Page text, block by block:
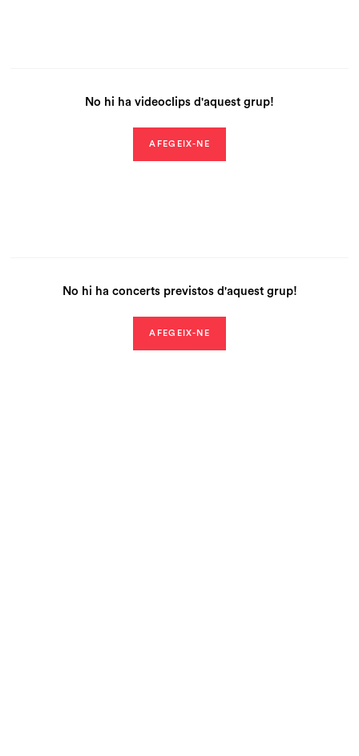
No hi ha videoclips d'aquest grup!
AFEGEIX-NE
No hi ha concerts previstos d'aquest grup!
AFEGEIX-NE